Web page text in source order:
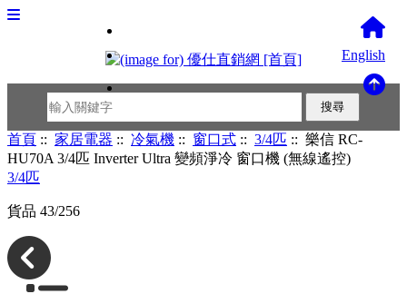
English
首頁 :: 家居電器 :: 冷氣機 :: 窗口式 :: 3/4匹 :: 樂信 RC-
HU70A 3/4匹 Inverter Ultra 變頻淨冷 窗口機 (無線遙控)
3/4匹
貨品 43/256